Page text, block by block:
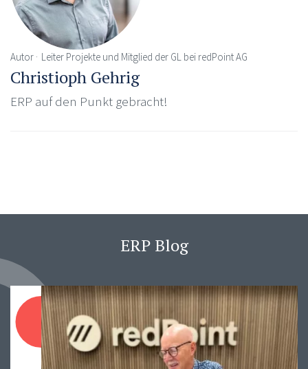
Autor Leiter Projekte und Mitglied der GL bei redPoint AG
Christioph Gehrig
ERP auf den Punkt gebracht!
ERP Blog